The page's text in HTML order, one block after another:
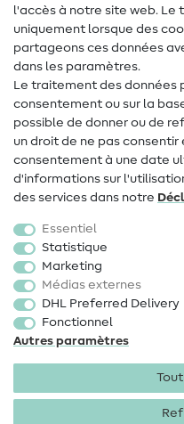
Aide & contact
Contact
Changement de propriétaire
FAQ
Droit de rétractation
Populaire
Accessoires de couture
Promotions
l'accès à notre site web. Le
uniquement lorsque des
partageons ces données
dans les paramètres.
Le traitement des
consentement ou sur la
possible de donner ou de
un droit de ne pas
consentement à une date
d'informations sur
des services dans notre
Essentiel
Statistique
Marketing
Médias externes
DHL Preferred Delivery
Fonctionnel
Autres paramètres
Mentions légales